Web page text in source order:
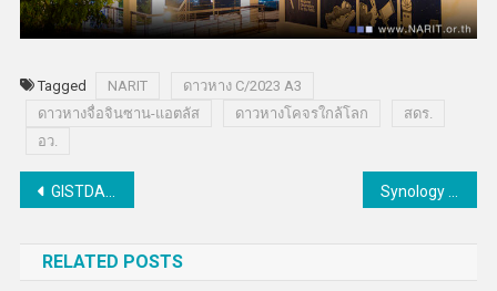
Tagged NARIT
ดาวหาง C/2023 A3
ดาวหางจื่อจินซาน-แอตลัส
ดาวหางโคจรใกล้โลก
สดร.
อว.
แนะแนว
GISTDA เผยภาพดาวเทียมพบน้ำท่วมขังบริเวณพื้นที่บางส่วนของภาคตะวันออกเฉียงเหนือแล้วกว่า4แสนไร่
RELATED POSTS